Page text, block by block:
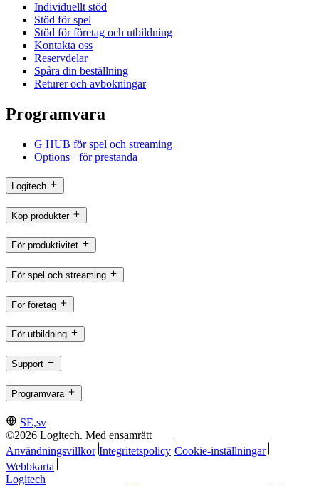
Individuellt stöd
Stöd för spel
Stöd för företag och utbildning
Kontakta oss
Reservdelar
Spåra din beställning
Returer och avbokningar
Programvara
G HUB för spel och streaming
Options+ för prestanda
Logitech
Köp produkter
För produktivitet
För spel och streaming
För företag
För utbildning
Support
Programvara
SE,sv
©2026 Logitech. Med ensamrätt
Användningsvillkor Integritetspolicy Cookie-inställningar
Webbkarta
Logitech